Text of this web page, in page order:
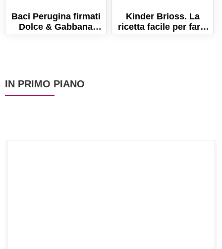
Baci Perugina firmati
Dolce & Gabbana
(Arrivano i baci al
Kinder Brioss. La
ricetta facile per farle
a casa!
IN PRIMO PIANO